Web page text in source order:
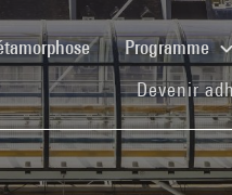
(current)Programme
Devenir